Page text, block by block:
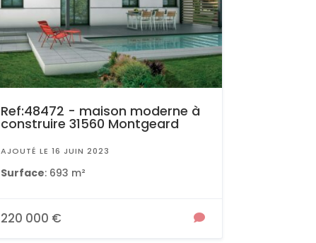
Ref:48472 - maison moderne à
construire 31560 Montgeard
AJOUTÉ LE 16 JUIN 2023
Surface: 693 m²
220 000 €